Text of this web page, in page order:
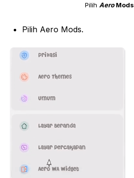
Pilih AeroMods
Pilih Aero Mods.